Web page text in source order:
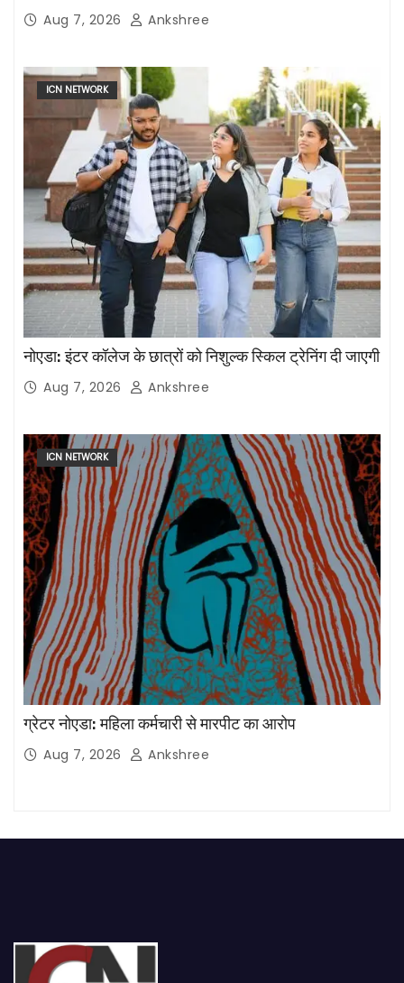
Aug 7, 2026 Ankshree
ICN NETWORK
नोएडा: इंटर कॉलेज के छात्रों को निशुल्क स्किल ट्रेनिंग दी जाएगी
Aug 7, 2026 Ankshree
ICN NETWORK
ग्रेटर नोएडा: महिला कर्मचारी से मारपीट का आरोप
Aug 7, 2026 Ankshree